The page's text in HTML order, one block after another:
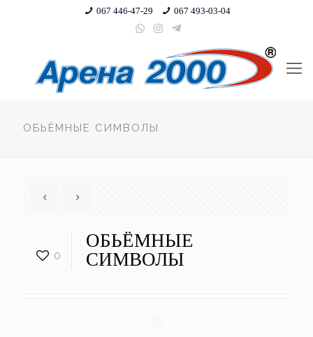
067 446-47-29 067 493-03-04
ОБЬЁМНЫЕ СИМВОЛЫ
0
ОБЬЁМНЫЕ
СИМВОЛЫ